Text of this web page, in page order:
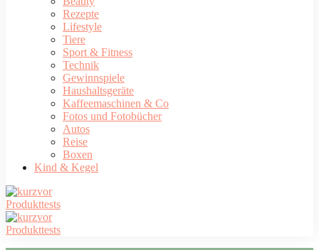
Rezepte
Lifestyle
Tiere
Sport & Fitness
Technik
Gewinnspiele
Haushaltsgeräte
Kaffeemaschinen & Co
Fotos und Fotobücher
Autos
Reise
Boxen
Kind & Kegel